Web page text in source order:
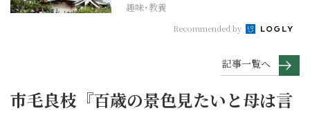
趣味･教養
Recommended by
記事一覧へ
市毛良枝『百歳の景色見たいと母は言